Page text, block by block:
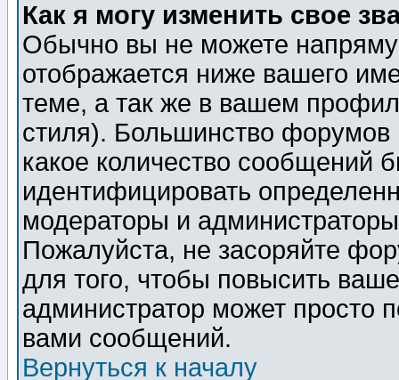
Как я могу изменить свое
Обычно вы не можете
отображается ниже вашего
теме, а так же в вашем
стиля). Большинство форумов
какое количество сообщений
идентифицировать
модераторы и
Пожалуйста, не засоряйте
для того, чтобы повысить
администратор может просто
вами сообщений.
Вернуться к началу